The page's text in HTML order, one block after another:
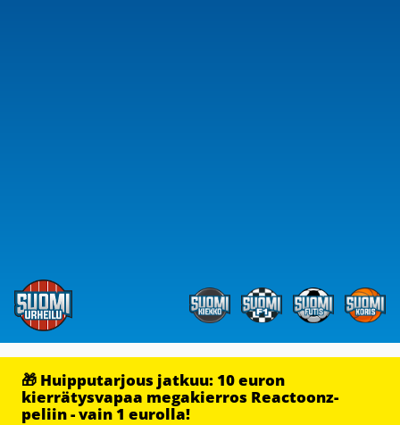
🎁 Huipputarjous jatkuu: 10 euron
kierrätysvapaa megakierros Reactoonz-
peliin - vain 1 eurolla!